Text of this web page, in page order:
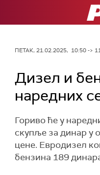
РТС
ПЕТАК, 21.02.2025, 10:50 ->
Дизел и
наредних
Гориво ће у
скупље за динар у
цене. Евродизел
бензина 189